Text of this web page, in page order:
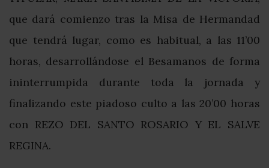
que dará comienzo tras la Misa de Hermandad
que tendrá lugar, como es habitual, a las 11’00
horas, desarrollándose el Besamanos de forma
ininterrumpida durante toda la jornada y
finalizando este piadoso culto a las 20’00 horas
con REZO DEL SANTO ROSARIO Y EL SALVE
REGINA.